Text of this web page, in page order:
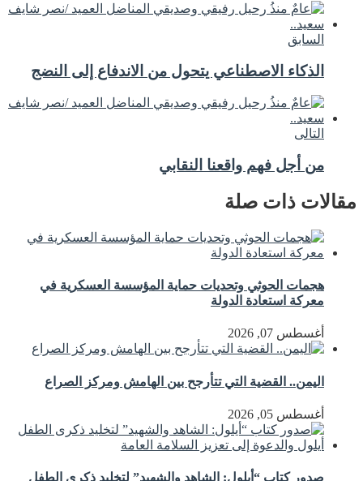
السابق
الذكاء الاصطناعي يتحول من الاندفاع إلى النضج
التالى
من أجل فهم واقعنا النقابي
مقالات ذات صلة
هجمات الحوثي وتحديات حماية المؤسسة العسكرية في
معركة استعادة الدولة
أغسطس 07, 2026
اليمن.. القضية التي تتأرجح بين الهامش ومركز الصراع
أغسطس 05, 2026
صدور كتاب “أيلول: الشاهد والشهيد” لتخليد ذكرى الطفل